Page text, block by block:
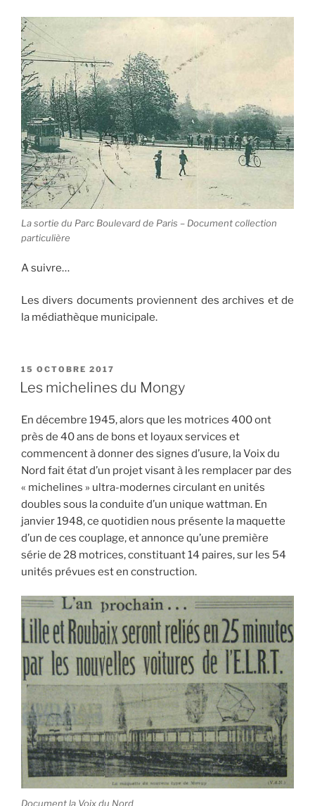
La sortie du Parc Boulevard de Paris – Document collection
particulière
A suivre…
Les divers documents proviennent des archives et de
la médiathèque municipale.
PUBLIÉ
LE
15 OCTOBRE 2017
Les michelines du Mongy
En décembre 1945, alors que les motrices 400 ont
près de 40 ans de bons et loyaux services et
commencent à donner des signes d’usure, la Voix du
Nord fait état d’un projet visant à les remplacer par des
« michelines » ultra-modernes circulant en unités
doubles sous la conduite d’un unique wattman. En
janvier 1948, ce quotidien nous présente la maquette
d’un de ces couplage, et annonce qu’une première
série de 28 motrices, constituant 14 paires, sur les 54
unités prévues est en construction.
Document la Voix du Nord